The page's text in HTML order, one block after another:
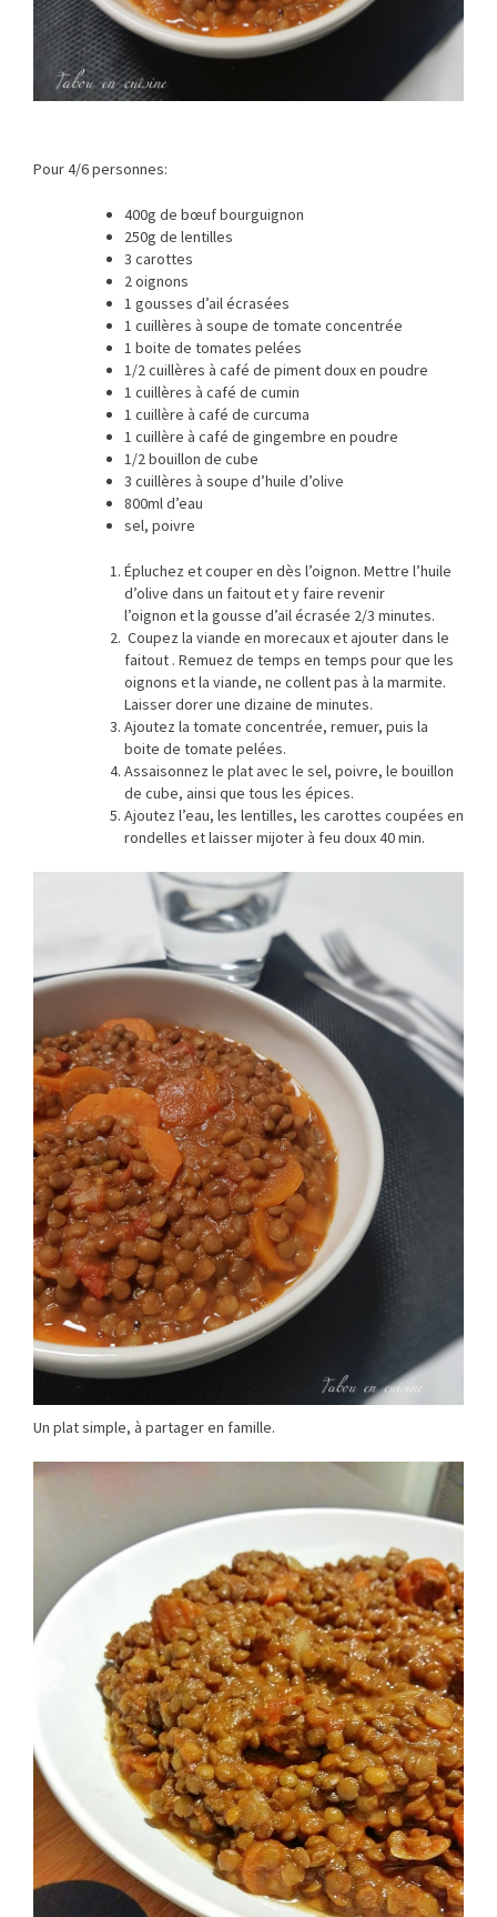
Pour 4/6 personnes:
400g de bœuf bourguignon
250g de lentilles
3 carottes
2 oignons
1 gousses d’ail écrasées
1 cuillères à soupe de tomate concentrée
1 boite de tomates pelées
1/2 cuillères à café de piment doux en poudre
1 cuillères à café de cumin
1 cuillère à café de curcuma
1 cuillère à café de gingembre en poudre
1/2 bouillon de cube
3 cuillères à soupe d’huile d’olive
800ml d’eau
sel, poivre
Épluchez et couper en dès l’oignon. Mettre l’huile
d’olive dans un faitout et y faire revenir
l’oignon et la gousse d’ail écrasée 2/3 minutes.
Coupez la viande en morecaux et ajouter dans le
faitout . Remuez de temps en temps pour que les
oignons et la viande, ne collent pas à la marmite.
Laisser dorer une dizaine de minutes.
Ajoutez la tomate concentrée, remuer, puis la
boite de tomate pelées.
Assaisonnez le plat avec le sel, poivre, le bouillon
de cube, ainsi que tous les épices.
Ajoutez l’eau, les lentilles, les carottes coupées en
rondelles et laisser mijoter à feu doux 40 min.
Un plat simple, à partager en famille.